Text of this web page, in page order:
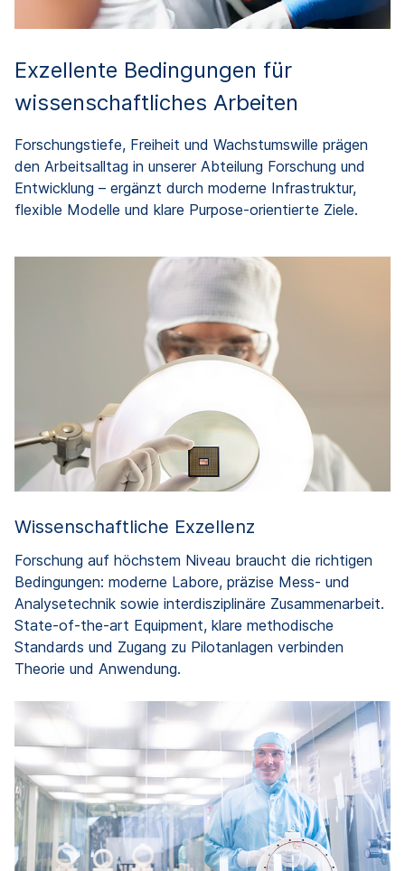
Exzellente Bedingungen für
wissenschaftliches Arbeiten
Forschungstiefe, Freiheit und Wachstumswille prägen
den Arbeitsalltag in unserer Abteilung Forschung und
Entwicklung – ergänzt durch moderne Infrastruktur,
flexible Modelle und klare Purpose-orientierte Ziele.
Wissenschaftliche Exzellenz
Forschung auf höchstem Niveau braucht die richtigen
Bedingungen: moderne Labore, präzise Mess- und
Analysetechnik sowie interdisziplinäre Zusammenarbeit.
State-of-the-art Equipment, klare methodische
Standards und Zugang zu Pilotanlagen verbinden
Theorie und Anwendung.